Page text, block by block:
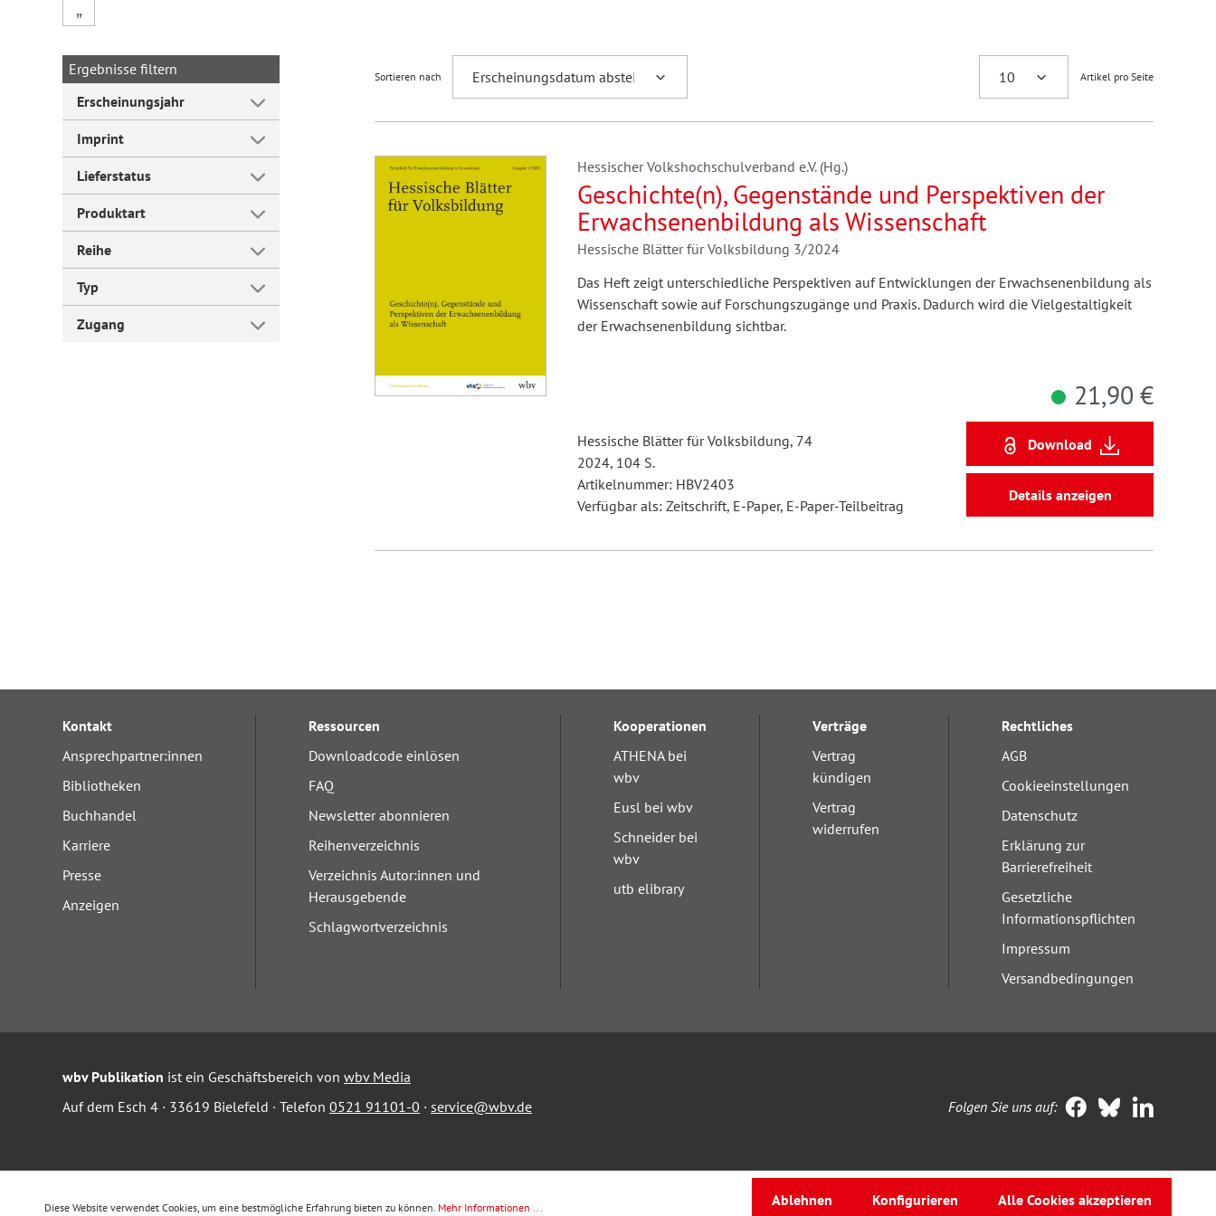
Forum Arbeitslehre
„
Ergebnisse filtern
Erscheinungsjahr
Imprint
Lieferstatus
Produktart
Reihe
Typ
Zugang
Sortieren nach Artikel pro Seite
Hessischer Volkshochschulverband e.V. (Hg.)
Geschichte(n), Gegenstände und Perspektiven der
Erwachsenenbildung als Wissenschaft
Hessische Blätter für Volksbildung 3/2024
Das Heft zeigt unterschiedliche Perspektiven auf Entwicklungen der Erwachsenenbildung als
Wissenschaft sowie auf Forschungszugänge und Praxis. Dadurch wird die Vielgestaltigkeit
der Erwachsenenbildung sichtbar.
Hessische Blätter für Volksbildung, 74
2024, 104 S.
Artikelnummer: HBV2403
Verfügbar als: Zeitschrift, E-Paper, E-Paper-Teilbeitrag
21,90 €
Download
Details anzeigen
Kontakt
Ansprechpartner:innen
Bibliotheken
Buchhandel
Karriere
Presse
Anzeigen
Ressourcen
Downloadcode einlösen
FAQ
Newsletter abonnieren
Reihenverzeichnis
Verzeichnis Autor:innen und
Herausgebende
Schlagwortverzeichnis
Kooperationen
ATHENA bei
wbv
Eusl bei wbv
Schneider bei
wbv
utb elibrary
Verträge
Vertrag
kündigen
Vertrag
widerrufen
Rechtliches
AGB
Cookieeinstellungen
Datenschutz
Erklärung zur
Barrierefreiheit
Gesetzliche
Informationspflichten
Impressum
Versandbedingungen
wbv Publikation ist ein Geschäftsbereich von wbv Media
Auf dem Esch 4 · 33619 Bielefeld · Telefon 0521 91101-0 · service@wbv.de Folgen Sie uns auf:
Diese Website verwendet Cookies, um eine bestmögliche Erfahrung bieten zu können. Mehr Informationen ... Ablehnen Konfigurieren Alle Cookies akzeptieren